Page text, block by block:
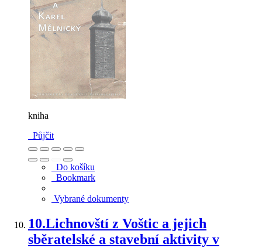
kniha
Půjčit
Do košíku
Bookmark
Vybrané dokumenty
10.Lichnovští z Voštic a jejich
sběratelské a stavební aktivity v